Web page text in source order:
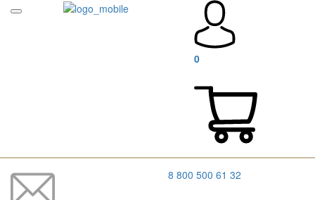
0
8 800 500 61 32